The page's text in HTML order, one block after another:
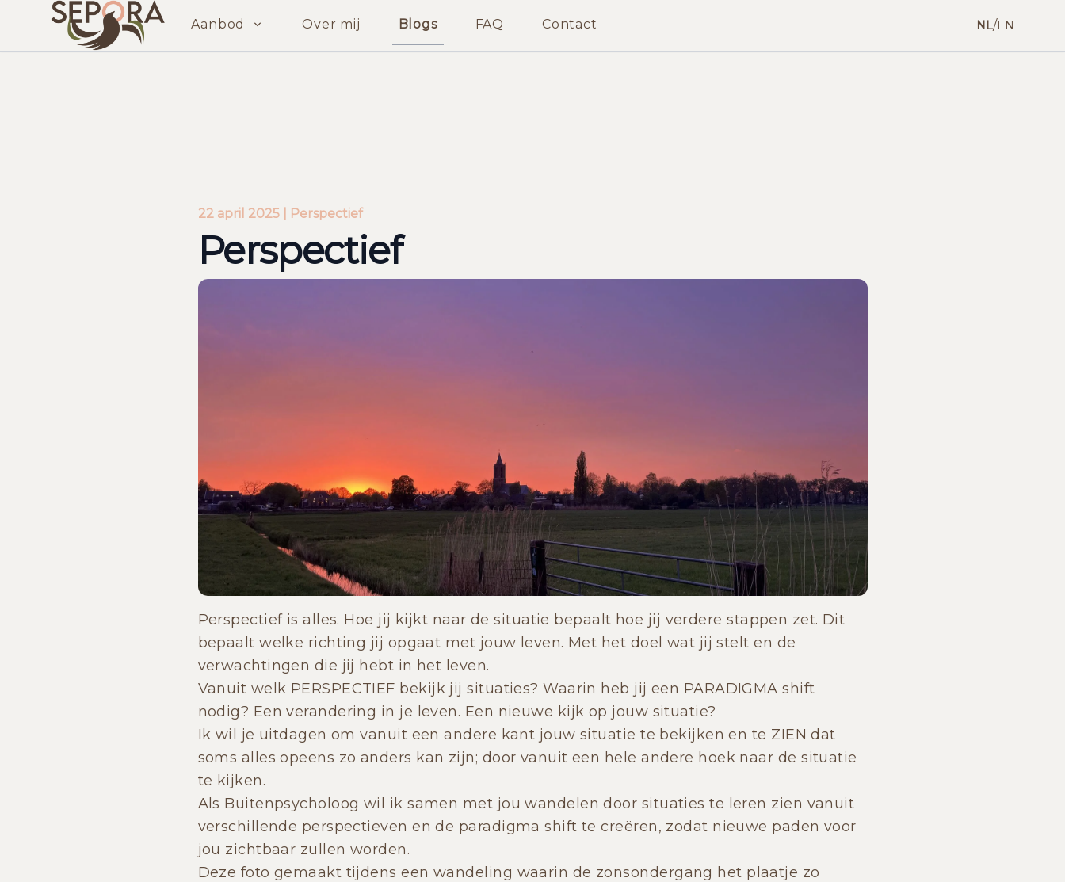
Aanbod Over mij Blogs FAQ Contact NL/EN
22 april 2025 | Perspectief
Perspectief
Perspectief is alles. Hoe jij kijkt naar de situatie bepaalt hoe jij verdere stappen zet. Dit
bepaalt welke richting jij opgaat met jouw leven. Met het doel wat jij stelt en de
verwachtingen die jij hebt in het leven.
Vanuit welk PERSPECTIEF bekijk jij situaties? Waarin heb jij een PARADIGMA shift
nodig? Een verandering in je leven. Een nieuwe kijk op jouw situatie?
Ik wil je uitdagen om vanuit een andere kant jouw situatie te bekijken en te ZIEN dat
soms alles opeens zo anders kan zijn; door vanuit een hele andere hoek naar de situatie
te kijken.
Als Buitenpsycholoog wil ik samen met jou wandelen door situaties te leren zien vanuit
verschillende perspectieven en de paradigma shift te creëren, zodat nieuwe paden voor
jou zichtbaar zullen worden.
Deze foto gemaakt tijdens een wandeling waarin de zonsondergang het plaatje zo